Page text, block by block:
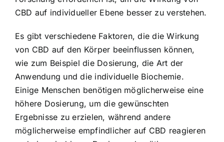
CBD auf individueller Ebene besser zu verstehen.
Es gibt verschiedene Faktoren, die die Wirkung
von CBD auf den Körper beeinflussen können,
wie zum Beispiel die Dosierung, die Art der
Anwendung und die individuelle Biochemie.
Einige Menschen benötigen möglicherweise eine
höhere Dosierung, um die gewünschten
Ergebnisse zu erzielen, während andere
möglicherweise empfindlicher auf CBD reagieren